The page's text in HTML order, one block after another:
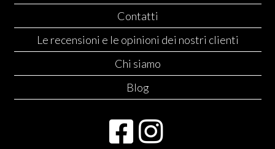
Contatti
Le recensioni e le opinioni dei nostri clienti
Chi siamo
Blog